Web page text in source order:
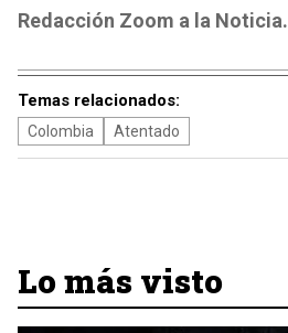
Redacción Zoom a la Noticia.
Temas relacionados:
Colombia Atentado
Lo más visto